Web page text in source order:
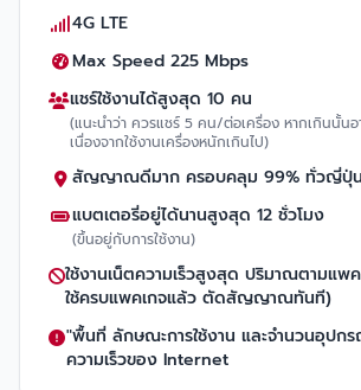
4G LTE
Max Speed 225 Mbps
แชร์ใช้งานได้สูงสุด 10 คน
(แนะนำว่า ควรแชร์ 5 คน/ต่อเครื่อง หากเกินนั้นอ
เนื่องจากใช้งานเครื่องหนักเกินไป)
สัญญาณดีมาก ครอบคลุม 99% ทั่วญี่ปุ่น
แบตเตอรี่อยู่ได้นานสูงสุด 12 ชั่วโมง
(ขึ้นอยู่กับการใช้งาน)
ใช้งานเน็ตความเร็วสูงสุด ปริมาณตามแพ
ใช้ครบแพคเกจแล้ว ตัดสัญญาณทันที)
"พื้นที่ ลักษณะการใช้งาน และจำนวนอุปก
ความเร็วของ Internet